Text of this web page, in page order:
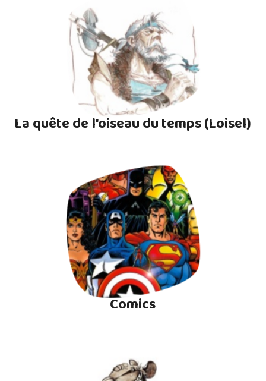
La quête de l'oiseau du temps (Loisel)
Comics